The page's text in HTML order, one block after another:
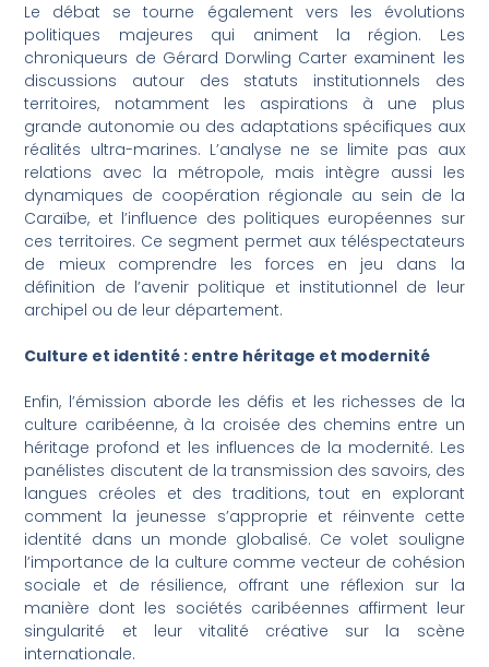
Le débat se tourne également vers les évolutions
politiques majeures qui animent la région. Les
chroniqueurs de Gérard Dorwling Carter examinent les
discussions autour des statuts institutionnels des
territoires, notamment les aspirations à une plus
grande autonomie ou des adaptations spécifiques aux
réalités ultra-marines. L’analyse ne se limite pas aux
relations avec la métropole, mais intègre aussi les
dynamiques de coopération régionale au sein de la
Caraïbe, et l’influence des politiques européennes sur
ces territoires. Ce segment permet aux téléspectateurs
de mieux comprendre les forces en jeu dans la
définition de l’avenir politique et institutionnel de leur
archipel ou de leur département.
Culture et identité : entre héritage et modernité
Enfin, l’émission aborde les défis et les richesses de la
culture caribéenne, à la croisée des chemins entre un
héritage profond et les influences de la modernité. Les
panélistes discutent de la transmission des savoirs, des
langues créoles et des traditions, tout en explorant
comment la jeunesse s’approprie et réinvente cette
identité dans un monde globalisé. Ce volet souligne
l’importance de la culture comme vecteur de cohésion
sociale et de résilience, offrant une réflexion sur la
manière dont les sociétés caribéennes affirment leur
singularité et leur vitalité créative sur la scène
internationale.